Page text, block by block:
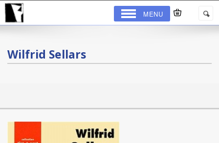
MENU
Wilfrid Sellars